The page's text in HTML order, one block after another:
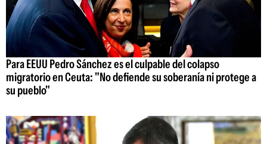
Para EEUU Pedro Sánchez es el culpable del colapso
migratorio en Ceuta: "No defiende su soberanía ni protege a
su pueblo"